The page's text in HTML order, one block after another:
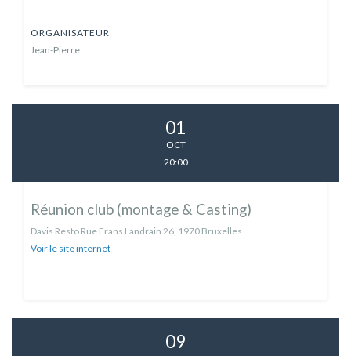
ORGANISATEUR
Jean-Pierre
01
OCT
20:00
Réunion club (montage & Casting)
Davis Resto Rue Frans Landrain 26, 1970 Bruxelles
Voir le site internet
09